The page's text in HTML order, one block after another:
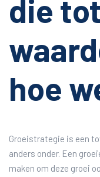
die
hoe
Groeistrategie is een
anders onder. Een
maken om deze groei